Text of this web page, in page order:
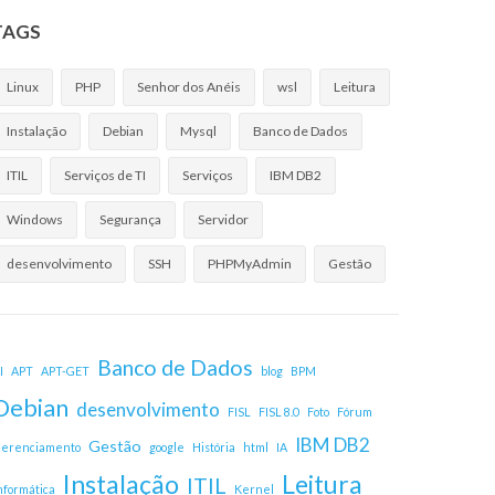
Linux PHP Senhor dos Anéis wsl Leitura
Instalação Debian Mysql Banco de Dados
ITIL Serviços de TI Serviços IBM DB2
Windows Segurança Servidor
desenvolvimento SSH PHPMyAdmin Gestão
APT APT-GET Banco de Dados blog BPM
desenvolvimento FISL FISL 8.0 Foto Fórum
Gestão google História html IA IBM DB2
Instalação ITIL Kernel Leitura